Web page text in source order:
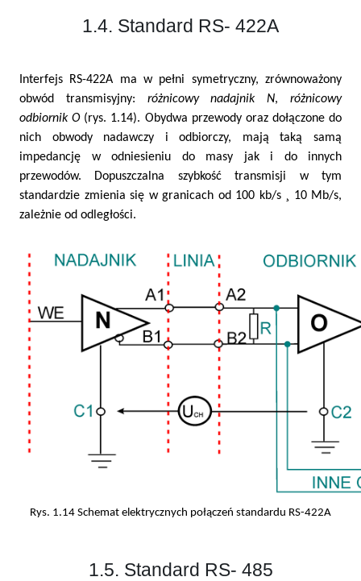
1.4. Standard RS- 422A
Interfejs RS-422A ma w pełni symetryczny, zrównoważony
obwód transmisyjny: różnicowy nadajnik N,różnicowy
odbiornik O (rys. 1.14). Obydwa przewody oraz dołączone do
nich obwody nadawczy i odbiorczy, mają taką samą
impedancję w odniesieniu do masy jak i do innych
przewodów. Dopuszczalna szybkość transmisji w tym
standardzie zmienia się w granicach od 100 kb/s
10 Mb/s,
zależnie od odległości.
Rys. 1.14 Schemat elektrycznych połączeń standardu RS-422A
1.5. Standard RS- 485